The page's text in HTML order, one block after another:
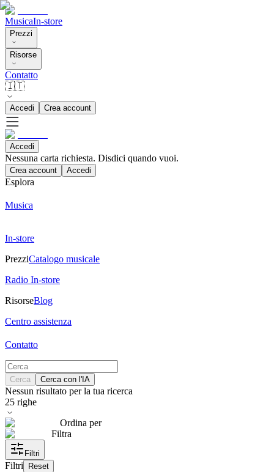
MusicaIn-store
Prezzi
Risorse
Contatto
🇮🇹
Accedi Crea account
Accedi
Nessuna carta richiesta. Disdici quando vuoi.
Crea account Accedi
Esplora
Musica
In-store
PrezziCatalogo musicale
Radio In-store
RisorseBlog
Centro assistenza
Contatto
Cerca Cerca con l'IA
Nessun risultato per la tua ricerca
25 righe
Ordina per
Filtra
Filtri
Filtri Reset